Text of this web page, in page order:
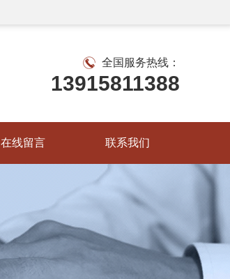
全国服务热线：
13915811388
在线留言 联系我们